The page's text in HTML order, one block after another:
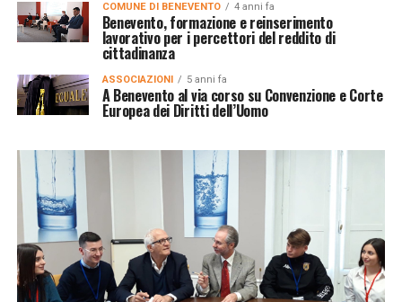
COMUNE DI BENEVENTO 4 anni fa
Benevento, formazione e reinserimento
lavorativo per i percettori del reddito di
cittadinanza
ASSOCIAZIONI 5 anni fa
A Benevento al via corso su Convenzione e Corte
Europea dei Diritti dell’Uomo